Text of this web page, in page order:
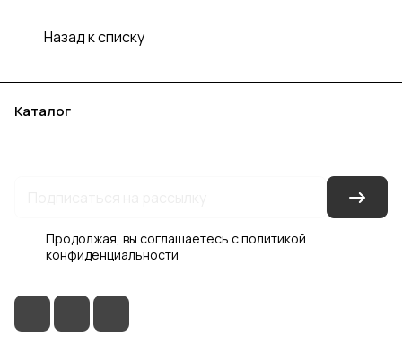
Назад к списку
Каталог
Продолжая, вы соглашаетесь сполитикой
конфиденциальности